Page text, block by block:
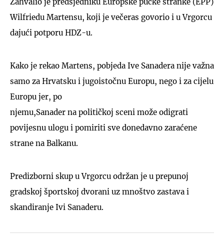
Wilfriedu Martensu, koji je večeras govorio i u Vrgorcu
dajući potporu HDZ-u.
Kako je rekao Martens, pobjeda Ive Sanadera nije važna
samo za Hrvatsku i jugoistočnu Europu, nego i za cijelu
Europu jer, po
njemu,Sanader na političkoj sceni može odigrati
povijesnu ulogu i pomiriti sve donedavno zaraćene
strane na Balkanu.
Predizborni skup u Vrgorcu održan je u prepunoj
gradskoj športskoj dvorani uz mnoštvo zastava i
skandiranje Ivi Sanaderu.